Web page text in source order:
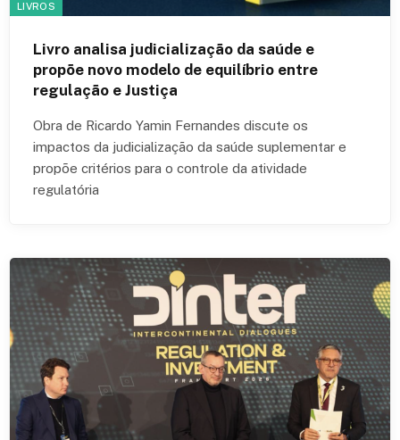
LIVROS
Livro analisa judicialização da saúde e
propõe novo modelo de equilíbrio entre
regulação e Justiça
Obra de Ricardo Yamin Fernandes discute os
impactos da judicialização da saúde suplementar e
propõe critérios para o controle da atividade
regulatória